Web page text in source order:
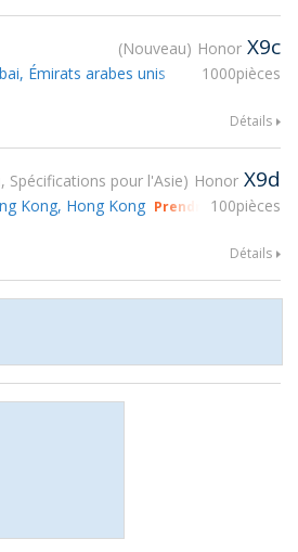
Nouveau Honor X9c
1000pièces
Émirats arabes unis
Détails
Spécifications pour l'Asie Honor X9d
100pièces
Kong, Hong Kong Prendre part à gsmX
Détails